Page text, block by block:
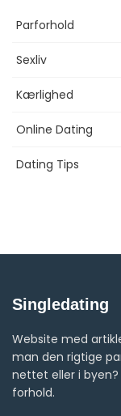
Parforhold
Sexliv
Kærlighed
Online Dating
Dating Tips
Singledating
Website med
man den rigtige
nettet eller i
forhold.